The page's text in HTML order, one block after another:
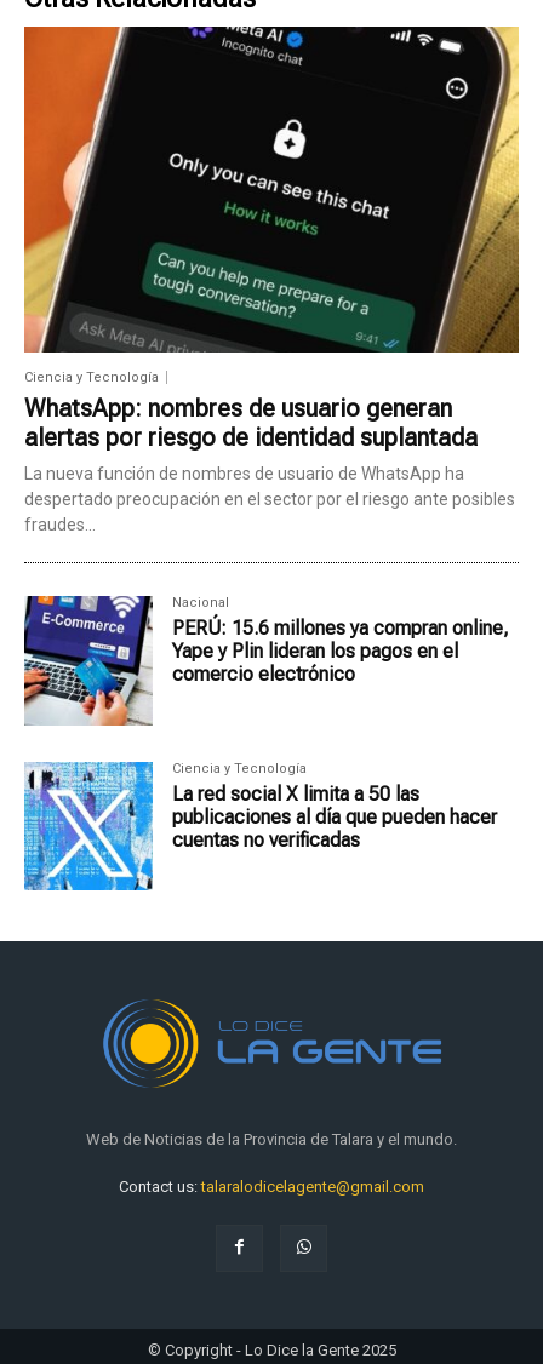
Ciencia y Tecnología
WhatsApp: nombres de usuario generan
alertas por riesgo de identidad suplantada
La nueva función de nombres de usuario de WhatsApp ha
despertado preocupación en el sector por el riesgo ante posibles
fraudes...
Nacional
PERÚ: 15.6 millones ya compran online,
Yape y Plin lideran los pagos en el
comercio electrónico
Ciencia y Tecnología
La red social X limita a 50 las
publicaciones al día que pueden hacer
cuentas no verificadas
Web de Noticias de la Provincia de Talara y el mundo.
Contact us:talaralodicelagente@gmail.com
© Copyright - Lo Dice la Gente 2025